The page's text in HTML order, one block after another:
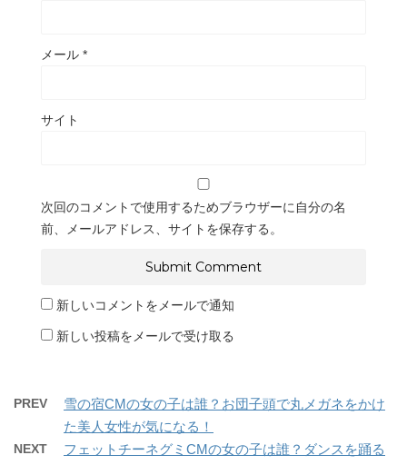
メール *
サイト
次回のコメントで使用するためブラウザーに自分の名
前、メールアドレス、サイトを保存する。
新しいコメントをメールで通知
新しい投稿をメールで受け取る
PREV
雪の宿CMの女の子は誰？お団子頭で丸メガネをかけ
た美人女性が気になる！
NEXT
フェットチーネグミCMの女の子は誰？ダンスを踊る